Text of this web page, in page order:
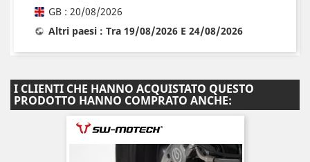
GB : 20/08/2026
Altri paesi : Tra 19/08/2026 E 24/08/2026
I CLIENTI CHE HANNO ACQUISTATO QUESTO
PRODOTTO HANNO COMPRATO ANCHE: